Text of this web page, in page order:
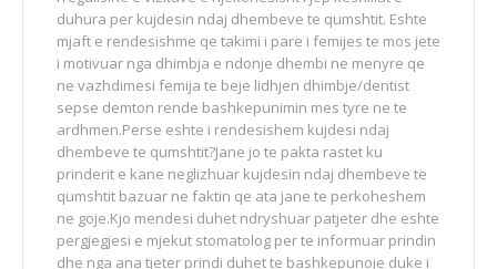
duhura per kujdesin ndaj dhembeve te qumshtit. Eshte
mjaft e rendesishme qe takimi i pare i femijes te mos jete
i motivuar nga dhimbja e ndonje dhembi ne menyre qe
ne vazhdimesi femija te beje lidhjen dhimbje/dentist
sepse demton rende bashkepunimin mes tyre ne te
ardhmen.Perse eshte i rendesishem kujdesi ndaj
dhembeve te qumshtit?Jane jo te pakta rastet ku
prinderit e kane neglizhuar kujdesin ndaj dhembeve te
qumshtit bazuar ne faktin qe ata jane te perkoheshem
ne goje.Kjo mendesi duhet ndryshuar patjeter dhe eshte
pergjegjesi e mjekut stomatolog per te informuar prindin
dhe nga ana tjeter prindi duhet te bashkepunoje duke i